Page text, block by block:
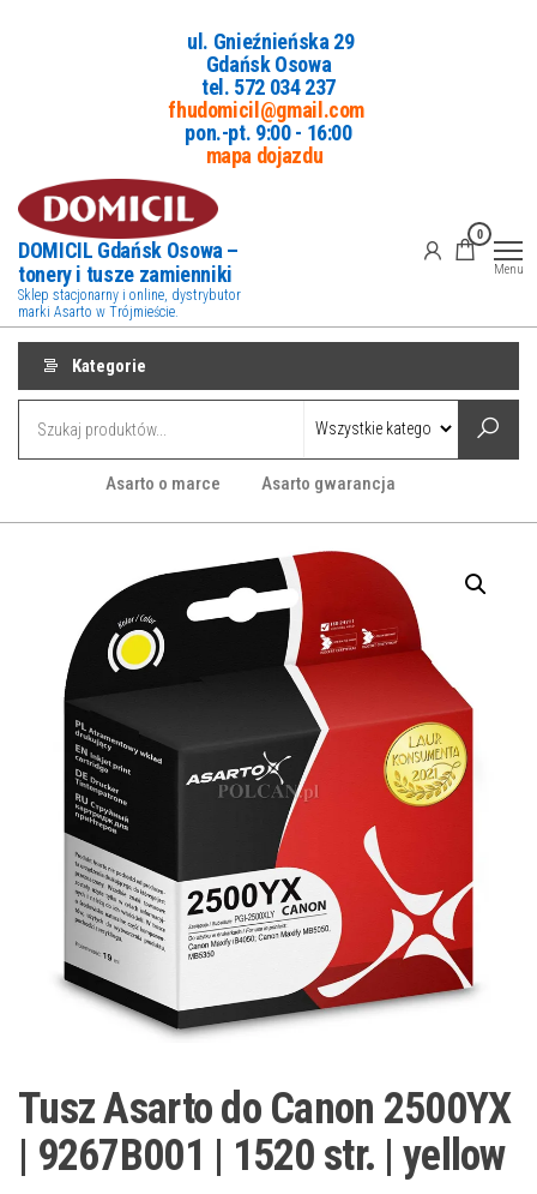
ul. Gnieźnieńska 29
Gdańsk Osowa
tel. 572 034 237
fhudomicil@gmail.com
pon.-pt. 9:00 - 16:00
mapa dojazdu
DOMICIL Gdańsk Osowa –
tonery i tusze zamienniki
Sklep stacjonarny i online, dystrybutor
marki Asarto w Trójmieście.
0
Menu
Kategorie
Asarto o marce Asarto gwarancja
Tusz Asarto do Canon 2500YX
| 9267B001 | 1520 str. | yellow